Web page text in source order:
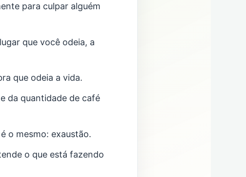
para culpar alguém
que você odeia, a
que odeia a vida.
da quantidade de café
o mesmo: exaustão.
o que está fazendo